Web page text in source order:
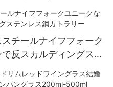
チールナイフフォーク
反スカルディングステ